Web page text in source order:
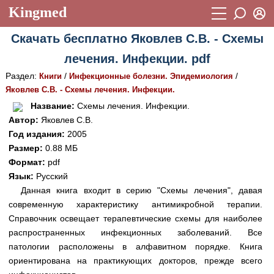
Kingmed
Учебный материал
Видеогалерея 899
Фотогалерея (1906)
Истории болезней
Лекции и презентации
Аккредитационные тесты
Методические рекомендации 1050
Научно-популярное
Статьи
Пароль
Восстановить пароль
Регистрация
Скачать бесплатно Яковлев С.В. - Схемы
лечения. Инфекции. pdf
Раздел: Книги/ Инфекционные болезни. Эпидемиология /
Яковлев С.В. - Схемы лечения. Инфекции.
Название: Схемы лечения. Инфекции.
Автор: Яковлев С.В.
Год издания: 2005
Размер: 0.88 МБ
Формат: pdf
Язык: Русский
Данная книга входит в серию "Схемы лечения", давая
современную характеристику антимикробной терапии.
Справочник освещает терапевтические схемы для наиболее
распространенных инфекционных заболеваний. Все
патологии расположены в алфавитном порядке. Книга
ориентирована на практикующих докторов, прежде всего